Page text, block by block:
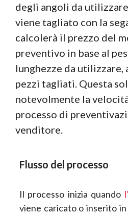
degli angoli da
viene tagliato con la
calcolerà il prezzo del
preventivo in base al
lunghezze da utilizzare,
pezzi tagliati. Questa
notevolmente la
processo di
venditore.
Flusso del processo
Il processo inizia quando
viene caricato o inserito